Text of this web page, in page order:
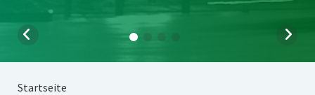
Startseite